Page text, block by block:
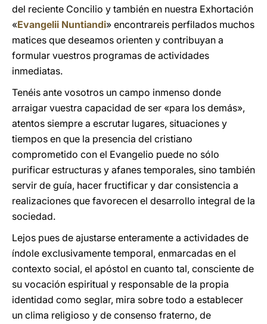
del reciente Concilio y también en nuestra Exhortación
«Evangelii Nuntiandi» encontrareis perfilados muchos
matices que deseamos orienten y contribuyan a
formular vuestros programas de actividades
inmediatas.
Tenéis ante vosotros un campo inmenso donde
arraigar vuestra capacidad de ser «para los demás»,
atentos siempre a escrutar lugares, situaciones y
tiempos en que la presencia del cristiano
comprometido con el Evangelio puede no sólo
purificar estructuras y afanes temporales, sino también
servir de guía, hacer fructificar y dar consistencia a
realizaciones que favorecen el desarrollo integral de la
sociedad.
Lejos pues de ajustarse enteramente a actividades de
índole exclusivamente temporal, enmarcadas en el
contexto social, el apóstol en cuanto tal, consciente de
su vocación espiritual y responsable de la propia
identidad como seglar, mira sobre todo a establecer
un clima religioso y de consenso fraterno, de